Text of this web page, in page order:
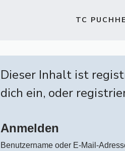
TC
Dieser Inhalt ist
dich ein, oder
Anmelden
Benutzername oder E-Mail-